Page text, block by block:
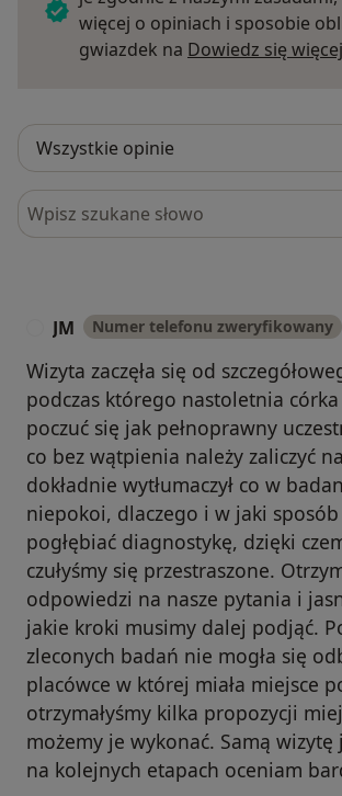
więcej o opiniach i sposobie
gwiazdek na Dowiedz się więcej
Szukaj w opiniach
JM Numer telefonu zweryfikowany
Wizyta zaczęła się od
podczas którego nastoletnia córka
poczuć się jak pełnoprawny
co bez wątpienia należy zaliczyć
dokładnie wytłumaczył co w
niepokoi, dlaczego i w jaki
pogłębiać diagnostykę, dzięki
czułyśmy się przestraszone.
odpowiedzi na nasze pytania i
jakie kroki musimy dalej podjąć.
zleconych badań nie mogła się
placówce w której miała miejsce
otrzymałyśmy kilka propozycji
możemy je wykonać. Samą wizytę
na kolejnych etapach oceniam